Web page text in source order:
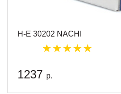
H-E 30202 NACHI
1237 р.